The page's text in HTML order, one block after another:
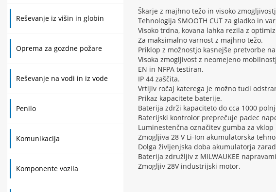
Reševanje iz višin in globin
Oprema za gozdne požare
Reševanje na vodi in iz vode
Penilo
Komunikacija
Komponente vozila
Škarje z majhno težo in visoko
Tehnologija SMOOTH CUT za gladko in
Visoko trdna, kovana lahka rezila z
Za maksimalno varnost z majhno težo.
Priklop z možnostjo kasnejše pretvorbe
Visoka zmogljivost z neomejeno
EN in NFPA testiran.
IP 44 zaščita.
Vrtljiv ročaj katerega je možno tudi
Prikaz kapacitete baterije.
Baterija zdrži kapaciteto do cca 1000
Baterijski kontrolor preprečuje padec
Luminestenčna označitev gumba za vklop
Zmogljiva 28 V Li-Ion akumulatorska
Dolga življenjska doba akumulatorja
Baterija združljiv z MILWAUKEE
Zmogljiv 28V industrijski motor.